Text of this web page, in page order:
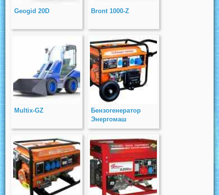
Geogid 20D Bront 1000-Z
Multix-GZ
Бензогенератор
Энергомаш
ЭГ-8765Э